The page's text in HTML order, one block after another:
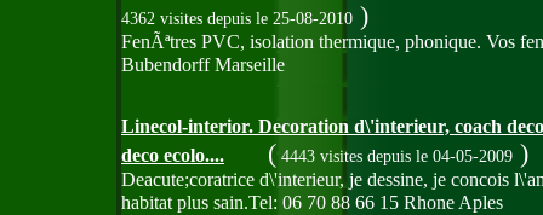
4362 visites depuis le 25-08-2010 )
FenÃªtres PVC, isolation thermique, phonique. Vos
Bubendorff Marseille
Linecol-interior. Decoration d\'interieur, coach
deco ecolo....
( 4443 visites depuis le 04-05-2009 )
Deacute;coratrice d\'interieur, je dessine, je concois
habitat plus sain.Tel: 06 70 88 66 15 Rhone Aples